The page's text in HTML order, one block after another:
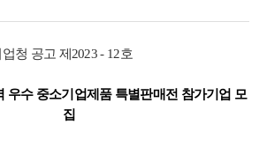
청 공고 제2023 - 12호
우수 중소기업제품 특별판매전 참가기업 모
집